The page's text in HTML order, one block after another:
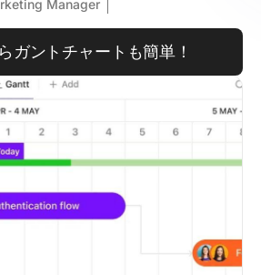
Manager
ガントチャートも簡単！